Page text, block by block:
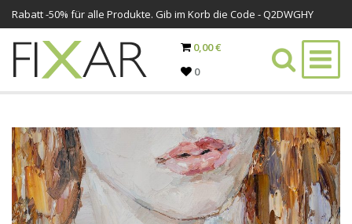
Rabatt -50% für alle Produkte. Gib im Korb die Code - Q2DWGHY
0,00 €
0